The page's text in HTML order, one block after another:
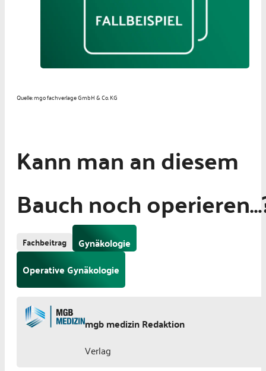
Quelle: mgo fachverlage GmbH & Co. KG
Kann man an diesem
Bauch noch
Fachbeitrag
Gynäkologie
Operative Gynäkologie
mgb medizin Redaktion
Verlag